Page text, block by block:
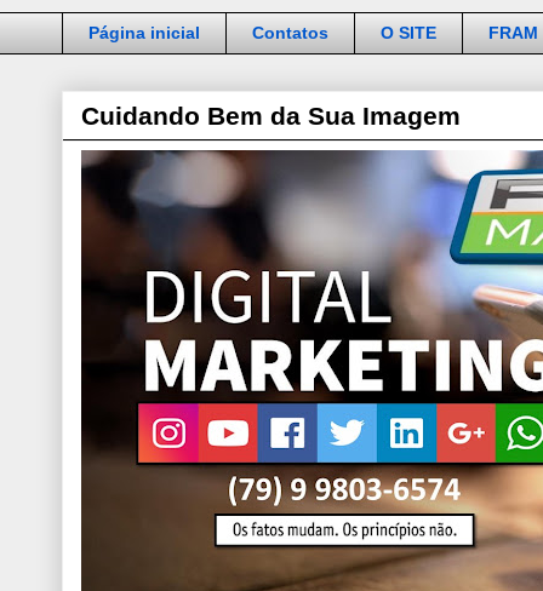
Página inicial Contatos O SITE FRAM
Cuidando Bem da Sua Imagem